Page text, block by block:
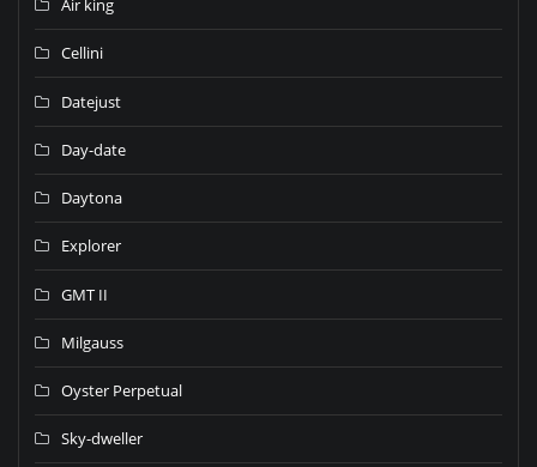
Air king
Cellini
Datejust
Day-date
Daytona
Explorer
GMT II
Milgauss
Oyster Perpetual
Sky-dweller